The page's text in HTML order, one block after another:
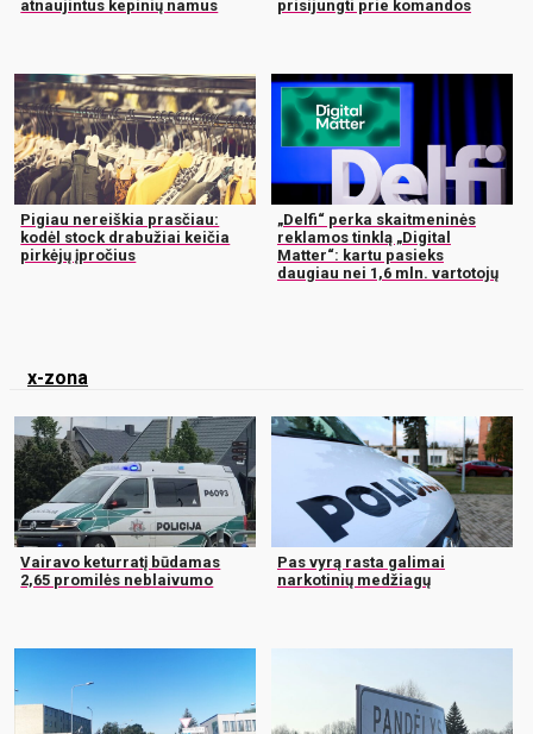
atnaujintus kepinių namus
prisijungti prie komandos
Pigiau nereiškia prasčiau:
kodėl stock drabužiai keičia
pirkėjų įpročius
„Delfi“ perka skaitmeninės
reklamos tinklą „Digital
Matter“: kartu pasieks
daugiau nei 1,6 mln. vartotojų
x-zona
Vairavo keturratį būdamas
2,65 promilės neblaivumo
Pas vyrą rasta galimai
narkotinių medžiagų